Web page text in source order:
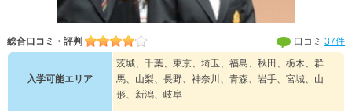
総合口コミ・評判 口コミ37件
入学可能エリア
茨城、千葉、東京、埼玉、福島、秋田、栃木、群
馬、山梨、長野、神奈川、青森、岩手、宮城、山
形、新潟、岐阜